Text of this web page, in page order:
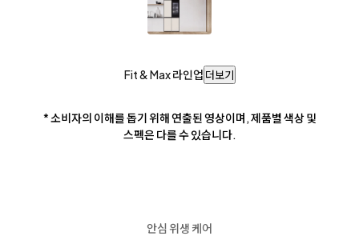
Fit & Max 라인업 더보기
* 소비자의 이해를 돕기 위해 연출된 영상이며, 제품별 색상 및
스펙은 다를 수 있습니다.
안심 위생 케어